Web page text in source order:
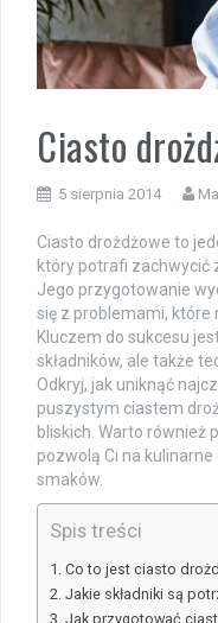
Ciasto
5 sierpnia 2014
Ciasto drożdżowe to
który potrafi zachwycić
Jego przygotowanie
się z problemami, które
Kluczem do sukcesu
składników, ale także
Odkryj, jak uniknąć
puszystym ciastem
bliskich. Warto również
pozwolą Ci na
smaków.
Spis treści
Co to jest ciasto
Jakie składniki są
Jak przygotować